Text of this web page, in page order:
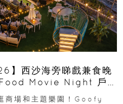
】西沙海旁睇戲兼食晚
Movie Night 戶
商場和主題樂園！Goofy